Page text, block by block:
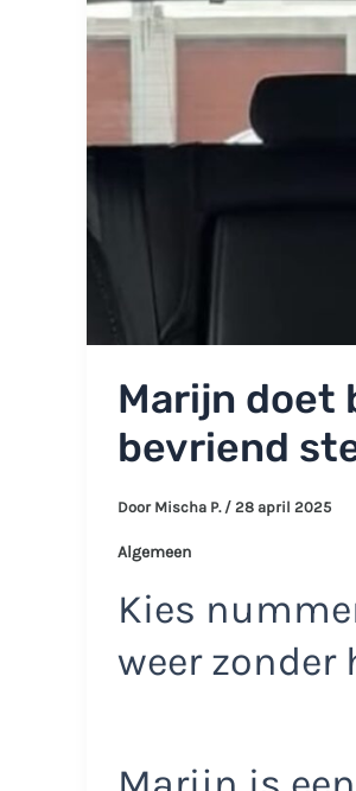
Marijn doet
bevriend
Door Mischa P. / 28 april 2025
Algemeen
Kies
weer